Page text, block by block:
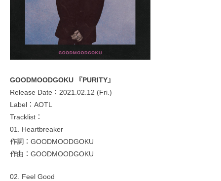
GOODMOODGOKU 『PURITY』
Release Date：2021.02.12 (Fri.)
Label：AOTL
Tracklist：
01. Heartbreaker
作詞：GOODMOODGOKU
作曲：GOODMOODGOKU
02. Feel Good